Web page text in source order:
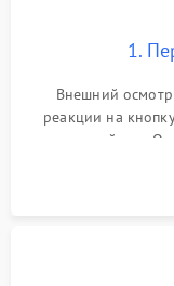
1.
Внешний осмотр
реакции на
устройства.
лабораторного